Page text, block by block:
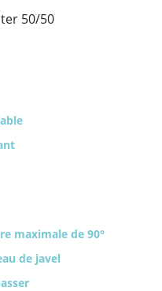
50/50
maximale de 90°
de javel